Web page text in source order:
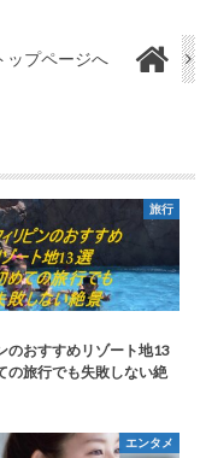
ップページへ
旅行
のおすすめリゾート地13
の旅行でも失敗しない絶
エンタメ